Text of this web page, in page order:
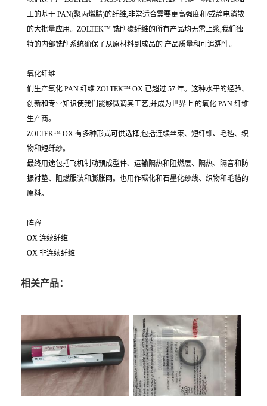
工的基于 PAN(聚丙烯腈)的纤维,非常适合需要更高强度和/或静电消散
的大批量应用。ZOLTEK™ 铣削碳纤维的所有产品均无需上浆,我们独
特的内部铣削系统确保了从原材料到成品的 产品质量和可追溯性。
氧化纤维
们生产氧化 PAN 纤维 ZOLTEK™ OX 已超过 57 年。这种水平的经验、
创新和专业知识使我们能够微调其工艺,并成为世界上 的氧化 PAN 纤维
生产商。
ZOLTEK™ OX 有多种形式可供选择,包括连续丝束、短纤维、毛毡、织
物和短纤纱。
最终用途包括飞机制动预成型件、运输隔热和阻燃层、隔热、隔音和防
振衬垫、阻燃服装和膨胀网。也用作碳化和石墨化纱线、织物和毛毡的
原料。
阵容
OX 连续纤维
OX 非连续纤维
相关产品：